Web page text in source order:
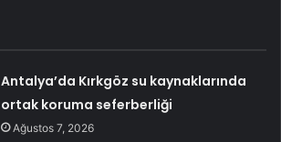
Antalya’da Kırkgöz su kaynaklarında
ortak koruma seferberliği
Ağustos 7, 2026